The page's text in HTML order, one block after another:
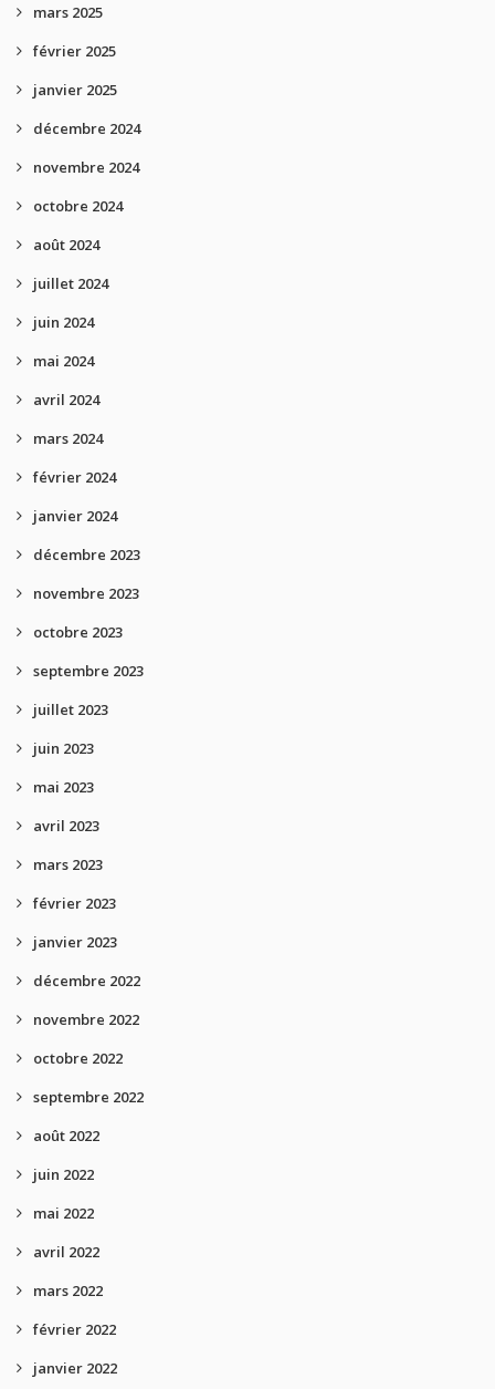
mars 2025
février 2025
janvier 2025
décembre 2024
novembre 2024
octobre 2024
août 2024
juillet 2024
juin 2024
mai 2024
avril 2024
mars 2024
février 2024
janvier 2024
décembre 2023
novembre 2023
octobre 2023
septembre 2023
juillet 2023
juin 2023
mai 2023
avril 2023
mars 2023
février 2023
janvier 2023
décembre 2022
novembre 2022
octobre 2022
septembre 2022
août 2022
juin 2022
mai 2022
avril 2022
mars 2022
février 2022
janvier 2022